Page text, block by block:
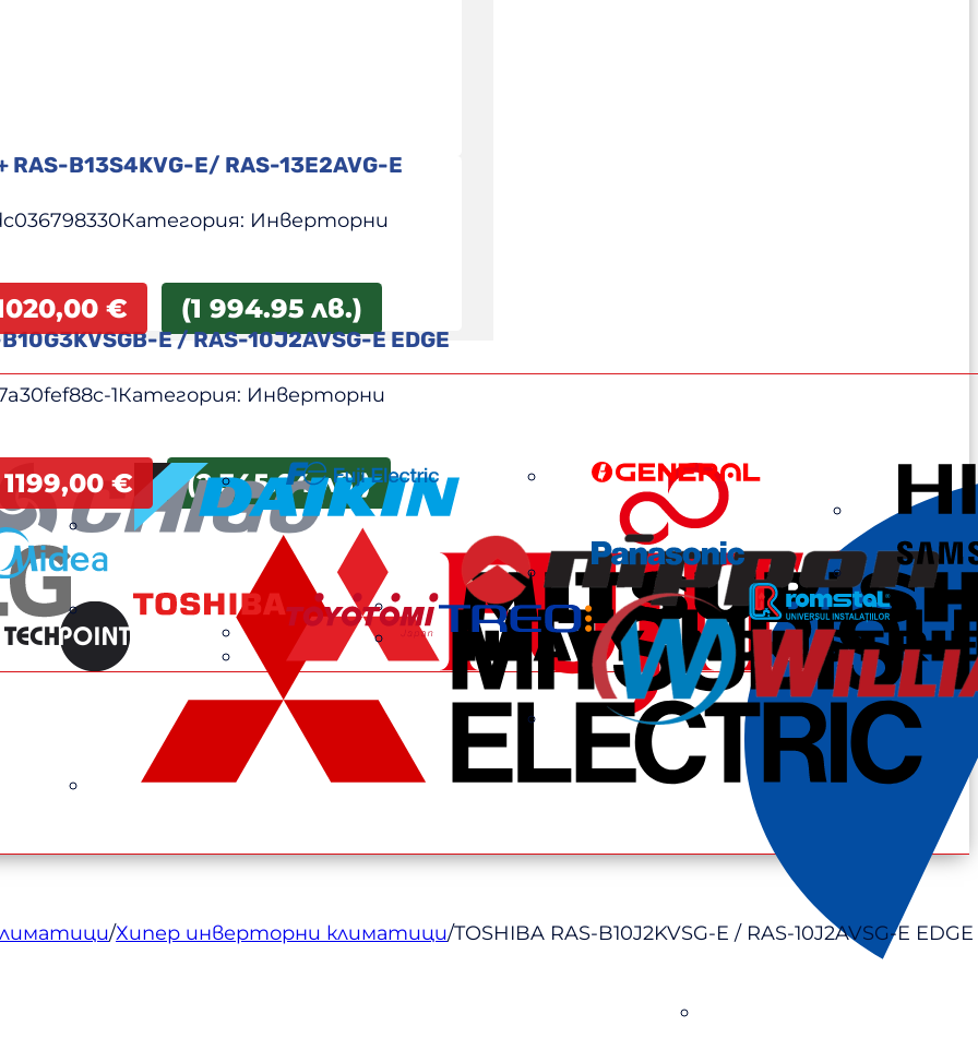
RAS-B13S4KVG-E/ RAS-13E2AVG-E
Категория: Инверторни
€ (1 994.95 лв.)
E / RAS-10J2AVSG-E EDGE
1Категория: Инверторни
1199,00 € (2 345.04 лв.)
/Хипер инверторни климатици/TOSHIBA RAS-B10J2KVSG-E / RAS-10J2AVSG-E EDGE